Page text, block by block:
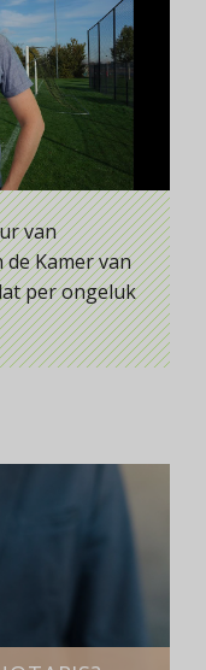
van
Kamer van
per ongeluk